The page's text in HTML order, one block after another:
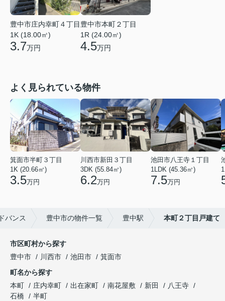
豊中市庄内幸町４丁目
1K (18.00㎡)
3.7万円
豊中市本町２丁目
1R (24.00㎡)
4.5万円
よく見られている物件
箕面市半町３丁目
1K (20.66㎡)
3.5万円
川西市新田３丁目
3DK (55.84㎡)
6.2万円
池田市八王寺１丁目
1LDK (45.36㎡)
7.5万円
バンス 豊中市の物件一覧 豊中駅 本町２丁目戸建て
市区町村から探す
豊中市
川西市 池田市
箕面市
町名から探す
本町
庄内幸町 出在家町 南花屋敷 新田
八王寺
石橋
半町